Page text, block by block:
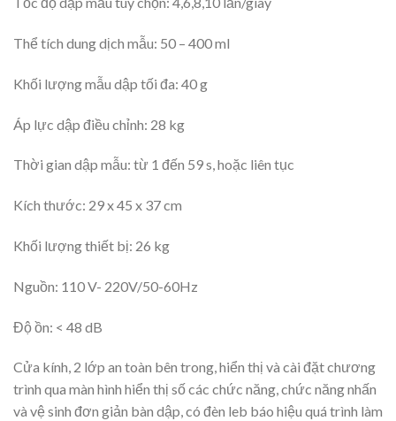
Thể tích dung dịch mẫu: 50 – 400 ml
Khối lượng mẫu dập tối đa: 40 g
Áp lực dập điều chỉnh: 28 kg
Thời gian dập mẫu: từ 1 đến 59 s, hoặc liên tục
Kích thước: 29 x 45 x 37 cm
Khối lượng thiết bị: 26 kg
Nguồn: 110 V- 220V/50-60Hz
Độ ồn: < 48 dB
Cửa kính, 2 lớp an toàn bên trong, hiển thị và cài đặt chương
trình qua màn hình hiển thị số các chức năng, chức năng nhấn
và vệ sinh đơn giản bàn dập, có đèn leb báo hiệu quá trình làm